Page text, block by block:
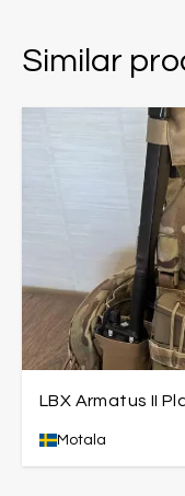
Similar
LBX Armatus II
Motala